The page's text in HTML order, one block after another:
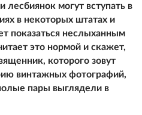
лесбиянок могут вступать в
в некоторых штатах и
показаться неслыханным
это нормой и скажет,
которого зовут
винтажных фотографий,
пары выглядели в